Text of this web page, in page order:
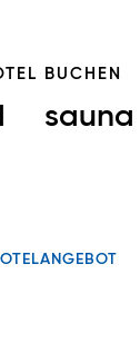
BUCHEN
sauna